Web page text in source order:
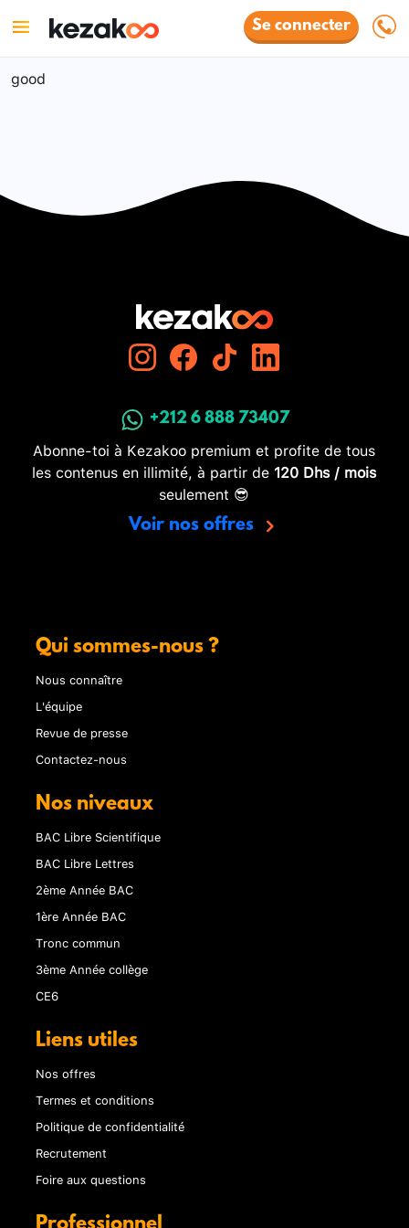
Se connecter
good
+212 6 888 73407
Abonne-toi à Kezakoo premium et profite de tous
les contenus en illimité, à partir de 120 Dhs / mois
seulement 😎
Voir nos offres
Qui sommes-nous ?
Nous connaître
L'équipe
Revue de presse
Contactez-nous
Nos niveaux
BAC Libre Scientifique
BAC Libre Lettres
2ème Année BAC
1ère Année BAC
Tronc commun
3ème Année collège
CE6
Liens utiles
Nos offres
Termes et conditions
Politique de confidentialité
Recrutement
Foire aux questions